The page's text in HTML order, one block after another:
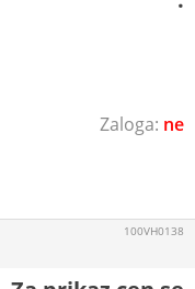
ne
100VH0138